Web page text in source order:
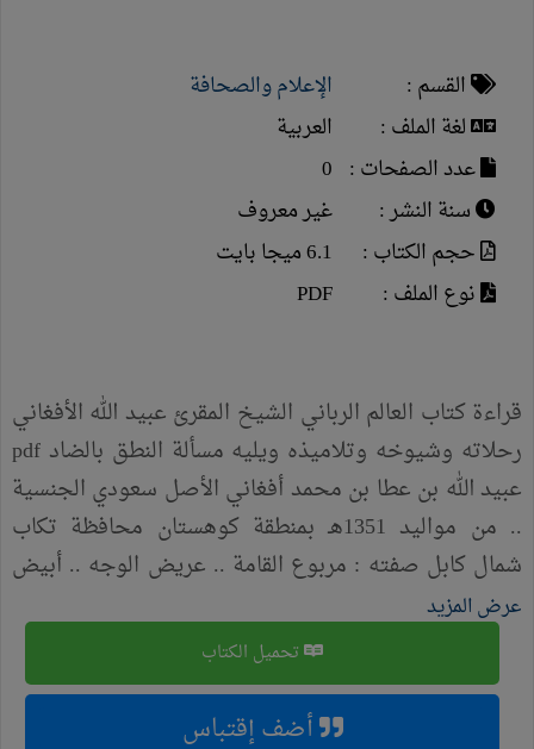
القسم :
الإعلام والصحافة
لغة الملف :
العربية
عدد الصفحات : 0
سنة النشر :
غير معروف
حجم الكتاب :
6.1 ميجا بايت
نوع الملف :
PDF
قراءة كتاب العالم الرباني الشيخ المقرئ عبيد الله الأفغاني
رحلاته وشيوخه وتلاميذه ويليه مسألة النطق بالضاد pdf
عبيد الله بن عطا بن محمد أفغاني الأصل سعودي الجنسية
.. من مواليد 1351هـ بمنطقة كوهستان محافظة تكاب
شمال كابل صفته : مربوع القامة .. عريض الوجه .. أبيض
مشوبٌ بحمره .. كث اللحية غلب عليها البياض .. يخضبها
بالحناء امتثالاً للسنة الشريفة .. غزير الشعر ، ولم يكن
يحلق رأسه إلا في عمرة أو حج بداية انتقاله إلى أبها في
الثمانينات بعد الثلاثمائة وألف زار أبها وفد من مكة
عرض المزيد
تحميل الكتاب
أضف إقتباس